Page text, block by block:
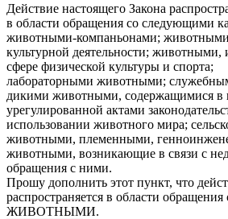
Действие настоящего Закона
в области обращения со следующими
животными-компаньонами;
культурной деятельности; животными,
сфере физической культуры и спорта;
лабораторными животными;
дикими животными, содержащимися в
урегулированной актами
использовании животного мира;
животными, племенными,
животными, возникающие в связи с
обращения с ними.
Прошу дополнить этот пункт, что
распространяется в области
ЖИВОТНЫМИ.